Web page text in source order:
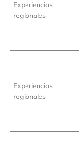
Experiencias
regionales
Experiencias
regionales